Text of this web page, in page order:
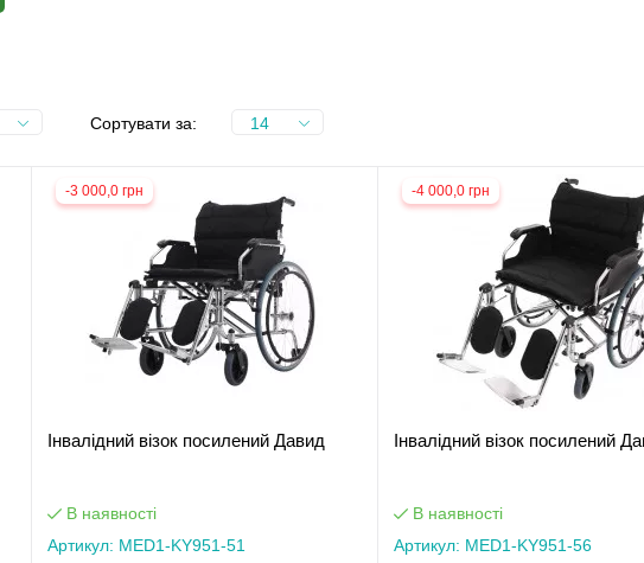
Сортувати за: 14
-3 000,0 грн
Інвалідний візок посилений Давид
В наявності
Артикул: MED1-KY951-51
-4 000,0 грн
Інвалідний візок посилений
В наявності
Артикул: MED1-KY951-56